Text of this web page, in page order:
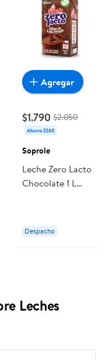
$1.790 $2.050
Ahorra $260
Soprole
Leche Zero Lacto
Chocolate 1 L
Despacho
Agregar
Leches